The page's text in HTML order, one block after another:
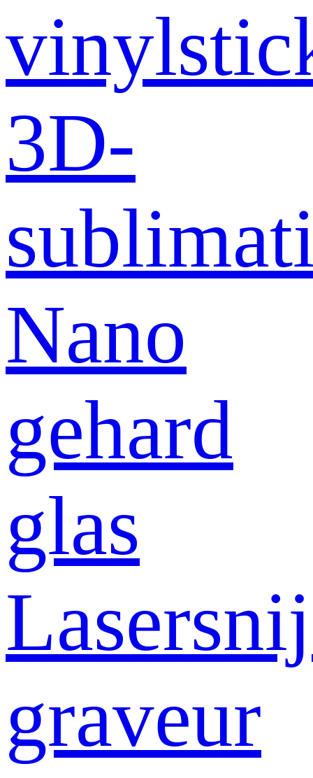
3D-
Nano
gehard
glas
graveur